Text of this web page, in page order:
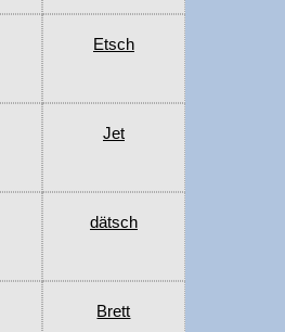
Etsch
Jet
dätsch
Brett